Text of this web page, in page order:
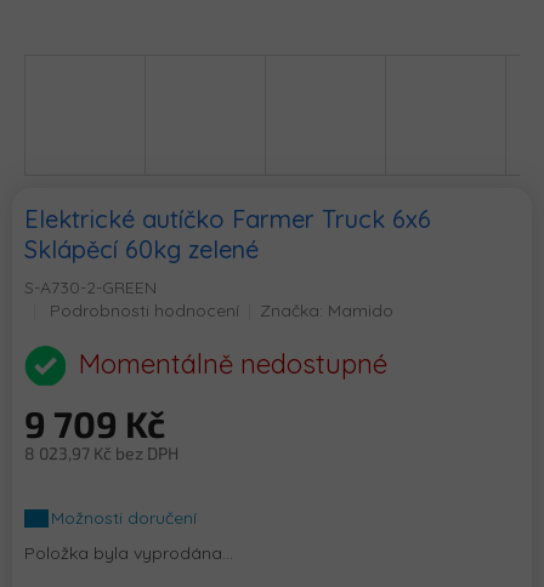
Elektrické autíčko Farmer Truck 6x6
Sklápěcí 60kg zelené
S-A730-2-GREEN
Průměrné
produktu
je
5
Podrobnosti hodnocení Značka: Mamido
Momentálně nedostupné
9 709 Kč
8 023,97 Kč bez DPH
cena:Možnosti doručení
Položka byla vyprodána…